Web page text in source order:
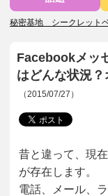
秘密基地 シークレット
Facebookメッ
はどんな状況
（2015/07/27）
昔と違って、現
が存在します。
電話、メール、